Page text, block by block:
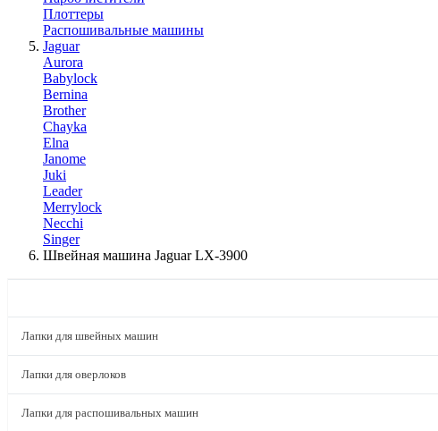
Плоттеры
Распошивальные машины
Jaguar
Aurora
Babylock
Bernina
Brother
Chayka
Elna
Janome
Juki
Leader
Merrylock
Necchi
Singer
Швейная машина Jaguar LX-3900
Лапки для швейных машин
Лапки для оверлоков
Лапки для распошивальных машин